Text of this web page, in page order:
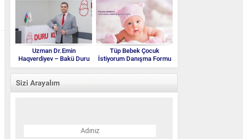
Uzman Dr.Emin
Haqverdiyev – Bakü Duru
Klinik
Tüp Bebek Çocuk
İstiyorum Danışma Formu
Sizi Arayalım